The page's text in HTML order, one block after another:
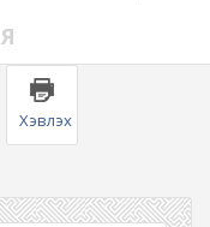
Я
Хэвлэх